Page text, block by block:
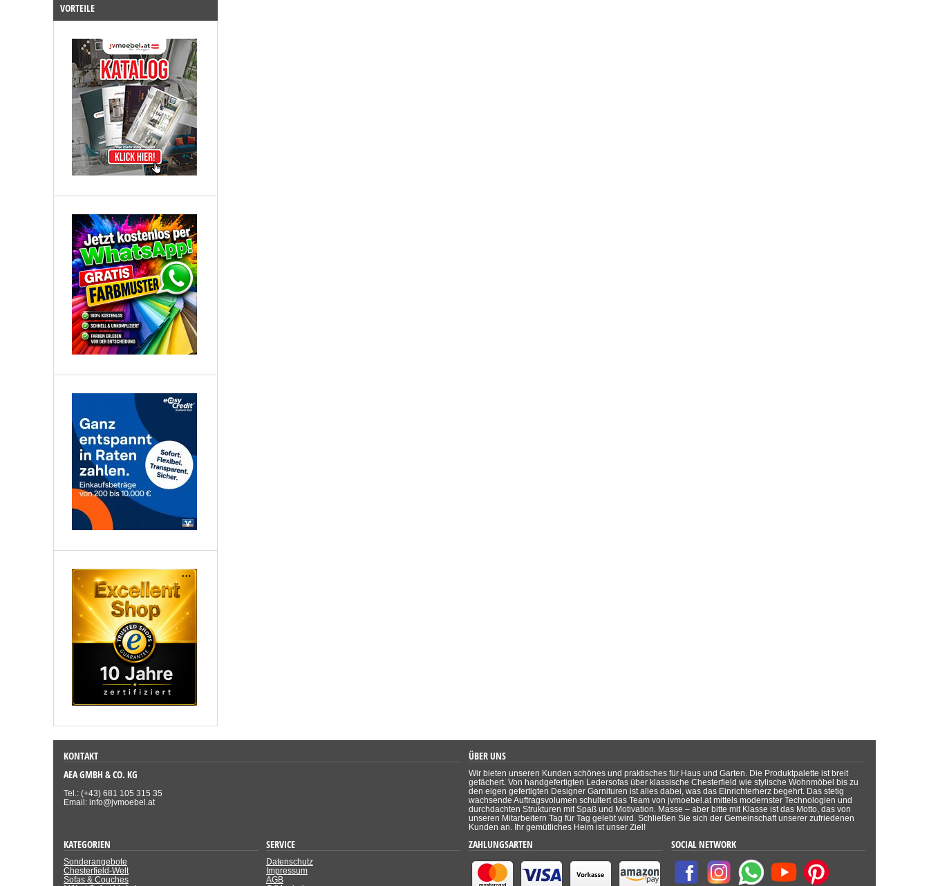
VORTEILE
KONTAKT
AEA GMBH & CO. KG
Tel.: (+43) 681 105 315 35
Email: info@jvmoebel.at
ÜBER UNS
Wir bieten unseren Kunden schönes und praktisches für Haus und Garten. Die Produktpalette ist breit
gefächert. Von handgefertigten Ledersofas über klassische Chesterfield wie stylische Wohnmöbel bis zu
den eigen gefertigten Designer Garnituren ist alles dabei, was das Einrichterherz begehrt. Das stetig
wachsende Auftragsvolumen schultert das Team von jvmoebel.at mittels modernster Technologien und
durchdachten Strukturen mit Spaß und Motivation. Masse – aber bitte mit Klasse ist das Motto, das von
unseren Mitarbeitern Tag für Tag gelebt wird. Schließen Sie sich der Gemeinschaft unserer zufriedenen
Kunden an. Ihr gemütliches Heim ist unser Ziel!
KATEGORIEN
Sonderangebote
Chesterfield-Welt
Sofas & Couches
SERVICE
Datenschutz
Impressum
AGB
ZAHLUNGSARTEN SOCIAL NETWORK